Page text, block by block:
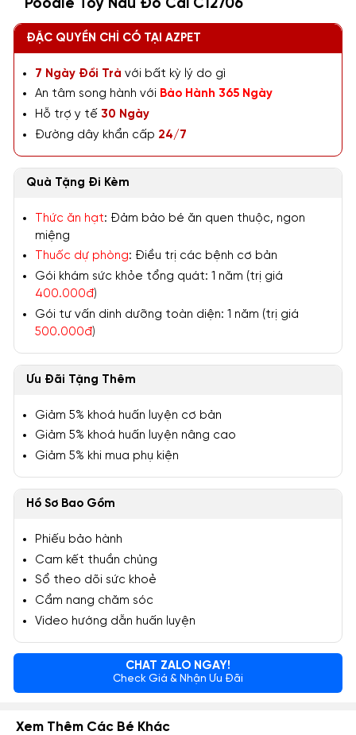
Poodle Toy Nâu Đỏ Cái C12706
ĐẶC QUYỀN CHỈ CÓ TẠI AZPET
7 Ngày Đổi Trả với bất kỳ lý do gì
An tâm song hành với Bảo Hành 365 Ngày
Hỗ trợ y tế 30 Ngày
Đường dây khẩn cấp 24/7
Quà Tặng Đi Kèm
Thức ăn hạt: Đảm bảo bé ăn quen thuộc, ngon
miệng
Thuốc dự phòng: Điều trị các bệnh cơ bản
Gói khám sức khỏe tổng quát: 1 năm (trị giá
400.000đ)
Gói tư vấn dinh dưỡng toàn diện: 1 năm (trị giá
500.000đ)
Ưu Đãi Tặng Thêm
Giảm 5% khoá huấn luyện cơ bản
Giảm 5% khoá huấn luyện nâng cao
Giảm 5% khi mua phụ kiện
Hồ Sơ Bao Gồm
Phiếu bảo hành
Cam kết thuần chủng
Sổ theo dõi sức khoẻ
Cẩm nang chăm sóc
Video hướng dẫn huấn luyện
CHAT ZALO NGAY!
Check Giá & Nhận Ưu Đãi
Xem Thêm Các Bé Khác